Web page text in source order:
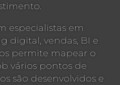
especialistas em
digital, vendas, BI e
permite mapear o
vários pontos de
são desenvolvidos e